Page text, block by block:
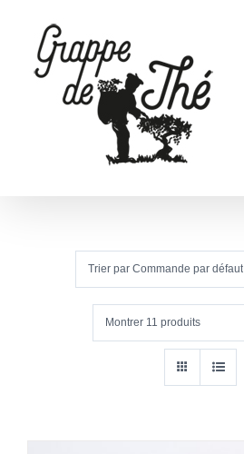
contenu
Trier par Commande par défaut
Montrer 11 produits